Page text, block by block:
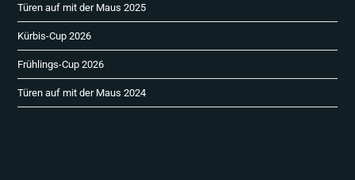
Türen auf mit der Maus 2025
Kürbis-Cup 2026
Frühlings-Cup 2026
Türen auf mit der Maus 2024